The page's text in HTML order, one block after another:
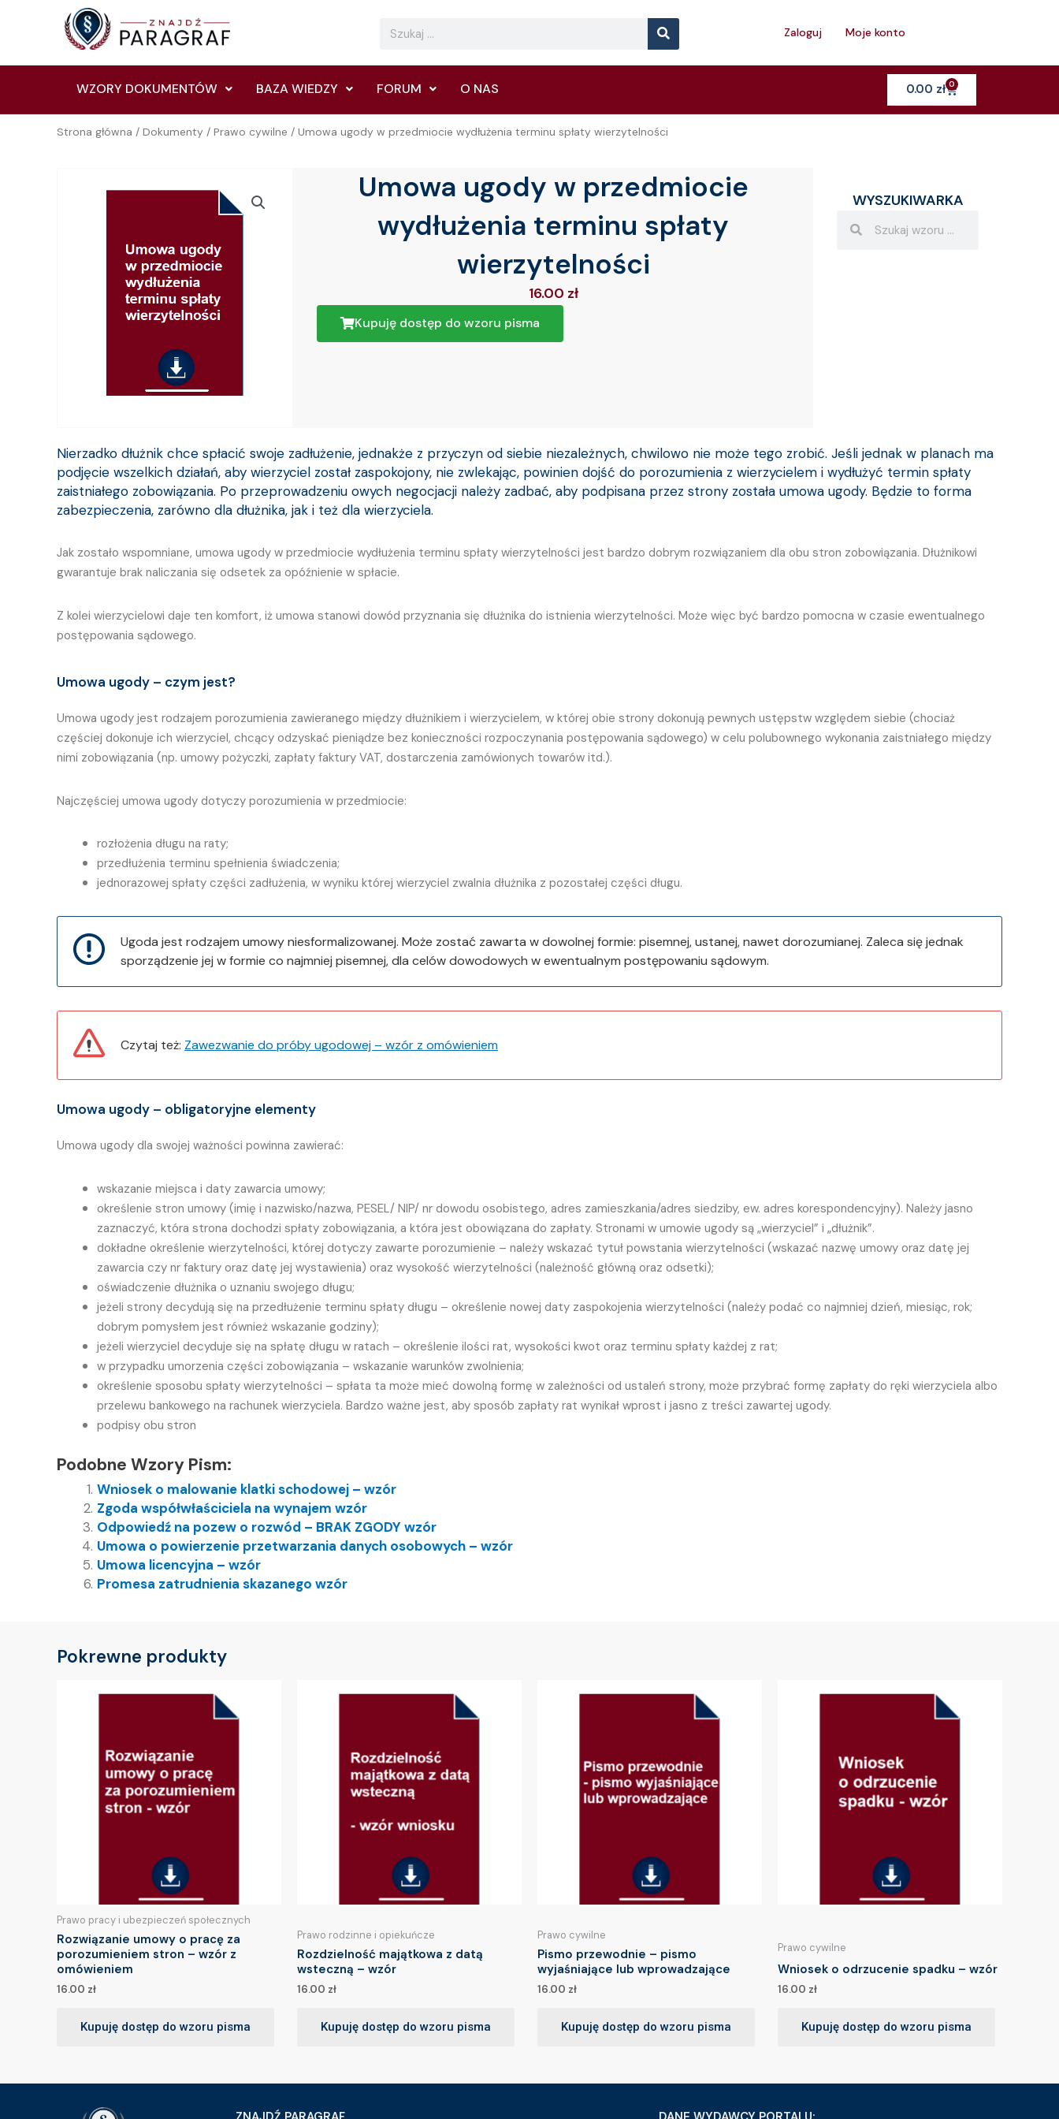
Search Search
Zaloguj Moje konto
WZORY DOKUMENTÓW BAZA WIEDZY FORUM O NAS 0.00 zł 0Cart
Strona główna / Dokumenty / Prawo cywilne / Umowa ugody w przedmiocie wydłużenia terminu spłaty wierzytelności
Umowa ugody w przedmiocie
wydłużenia terminu spłaty
wierzytelności
16.00 zł
Kupuję dostęp do wzoru pisma
WYSZUKIWARKA
Nierzadko dłużnik chce spłacić swoje zadłużenie, jednakże z przyczyn od siebie niezależnych, chwilowo nie może tego zrobić. Jeśli jednak w planach ma
podjęcie wszelkich działań, aby wierzyciel został zaspokojony, nie zwlekając, powinien dojść do porozumienia z wierzycielem i wydłużyć termin spłaty
zaistniałego zobowiązania. Po przeprowadzeniu owych negocjacji należy zadbać, aby podpisana przez strony została umowa ugody. Będzie to forma
zabezpieczenia, zarówno dla dłużnika, jak i też dla wierzyciela.
Jak zostało wspomniane, umowa ugody w przedmiocie wydłużenia terminu spłaty wierzytelności jest bardzo dobrym rozwiązaniem dla obu stron zobowiązania. Dłużnikowi
gwarantuje brak naliczania się odsetek za opóźnienie w spłacie.
Z kolei wierzycielowi daje ten komfort, iż umowa stanowi dowód przyznania się dłużnika do istnienia wierzytelności. Może więc być bardzo pomocna w czasie ewentualnego
postępowania sądowego.
Umowa ugody – czym jest?
Umowa ugody jest rodzajem porozumienia zawieranego między dłużnikiem i wierzycielem, w której obie strony dokonują pewnych ustępstw względem siebie (chociaż
częściej dokonuje ich wierzyciel, chcący odzyskać pieniądze bez konieczności rozpoczynania postępowania sądowego) w celu polubownego wykonania zaistniałego między
nimi zobowiązania (np. umowy pożyczki, zapłaty faktury VAT, dostarczenia zamówionych towarów itd.).
Najczęściej umowa ugody dotyczy porozumienia w przedmiocie:
rozłożenia długu na raty;
przedłużenia terminu spełnienia świadczenia;
jednorazowej spłaty części zadłużenia, w wyniku której wierzyciel zwalnia dłużnika z pozostałej części długu.
Ugoda jest rodzajem umowy niesformalizowanej. Może zostać zawarta w dowolnej formie: pisemnej, ustanej, nawet dorozumianej. Zaleca się jednak
sporządzenie jej w formie co najmniej pisemnej, dla celów dowodowych w ewentualnym postępowaniu sądowym.
Czytaj też: Zawezwanie do próby ugodowej – wzór z omówieniem
Umowa ugody – obligatoryjne elementy
Umowa ugody dla swojej ważności powinna zawierać:
wskazanie miejsca i daty zawarcia umowy;
określenie stron umowy (imię i nazwisko/nazwa, PESEL/ NIP/ nr dowodu osobistego, adres zamieszkania/adres siedziby, ew. adres korespondencyjny). Należy jasno
zaznaczyć, która strona dochodzi spłaty zobowiązania, a która jest obowiązana do zapłaty. Stronami w umowie ugody są „wierzyciel” i „dłużnik”.
dokładne określenie wierzytelności, której dotyczy zawarte porozumienie – należy wskazać tytuł powstania wierzytelności (wskazać nazwę umowy oraz datę jej
zawarcia czy nr faktury oraz datę jej wystawienia) oraz wysokość wierzytelności (należność główną oraz odsetki);
oświadczenie dłużnika o uznaniu swojego długu;
jeżeli strony decydują się na przedłużenie terminu spłaty długu – określenie nowej daty zaspokojenia wierzytelności (należy podać co najmniej dzień, miesiąc, rok;
dobrym pomysłem jest również wskazanie godziny);
jeżeli wierzyciel decyduje się na spłatę długu w ratach – określenie ilości rat, wysokości kwot oraz terminu spłaty każdej z rat;
w przypadku umorzenia części zobowiązania – wskazanie warunków zwolnienia;
określenie sposobu spłaty wierzytelności – spłata ta może mieć dowolną formę w zależności od ustaleń strony, może przybrać formę zapłaty do ręki wierzyciela albo
przelewu bankowego na rachunek wierzyciela. Bardzo ważne jest, aby sposób zapłaty rat wynikał wprost i jasno z treści zawartej ugody.
podpisy obu stron
Podobne Wzory Pism:
Wniosek o malowanie klatki schodowej – wzór
Zgoda współwłaściciela na wynajem wzór
Odpowiedź na pozew o rozwód – BRAK ZGODY wzór
Umowa o powierzenie przetwarzania danych osobowych – wzór
Umowa licencyjna – wzór
Promesa zatrudnienia skazanego wzór
Pokrewne produkty
Prawo pracy i ubezpieczeń społecznych
Rozwiązanie umowy o pracę za
porozumieniem stron – wzór z
omówieniem
16.00 zł
Kupuję dostęp do wzoru pisma
Prawo rodzinne i opiekuńcze
Rozdzielność majątkowa z datą
wsteczną – wzór
16.00 zł
Kupuję dostęp do wzoru pisma
Prawo cywilne
Pismo przewodnie – pismo
wyjaśniające lub wprowadzające
16.00 zł
Kupuję dostęp do wzoru pisma
Prawo cywilne
Wniosek o odrzucenie spadku – wzór
16.00 zł
Kupuję dostęp do wzoru pisma